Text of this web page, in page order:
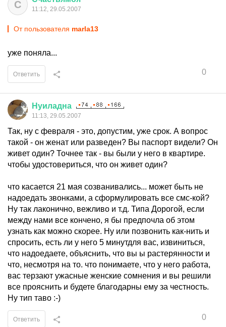
С 11:12, 29.05.2007
От пользователя marla13
уже поняла...
0
Ответить
Нуиладна
11:13, 29.05.2007
Так, ну с февраля - это, допустим, уже срок. А вопрос
такой - он женат или разведен? Вы паспорт видели? Он
живет один? Точнее так - вы были у него в квартире.
чтобы удостовериться, что он живет один?
что касается 21 мая созванивались... может быть не
надоедать звонками, а сформулировать все смс-кой?
Ну так лаконично, вежливо и т.д. Типа Дорогой, если
между нами все кончено, я бы предпочла об этом
узнать как можно скорее. Ну или позвонить как-нить и
спросить, есть ли у него 5 минутдля вас, извиниться,
что надоедаете, объяснить, что вы ы растерянности и
что, несмотря на то. что понимаете, что у него работа,
вас терзают ужасные женские сомнения и вы решили
все прояснить и будете благодарны ему за честность.
Ну тип таво :-)
0
Ответить